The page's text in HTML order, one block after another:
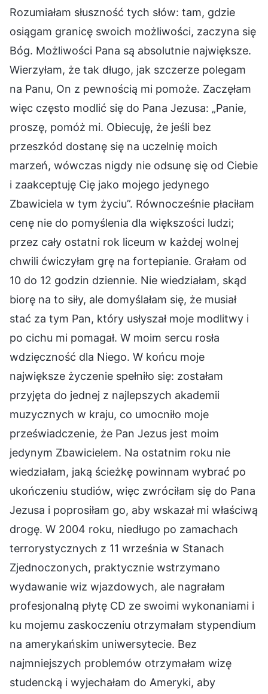
Rozumiałam słuszność tych słów: tam, gdzie
osiągam granicę swoich możliwości, zaczyna się
Bóg. Możliwości Pana są absolutnie największe.
Wierzyłam, że tak długo, jak szczerze polegam
na Panu, On z pewnością mi pomoże. Zaczęłam
więc często modlić się do Pana Jezusa: „Panie,
proszę, pomóż mi. Obiecuję, że jeśli bez
przeszkód dostanę się na uczelnię moich
marzeń, wówczas nigdy nie odsunę się od Ciebie
i zaakceptuję Cię jako mojego jedynego
Zbawiciela w tym życiu”. Równocześnie płaciłam
cenę nie do pomyślenia dla większości ludzi;
przez cały ostatni rok liceum w każdej wolnej
chwili ćwiczyłam grę na fortepianie. Grałam od
10 do 12 godzin dziennie. Nie wiedziałam, skąd
biorę na to siły, ale domyślałam się, że musiał
stać za tym Pan, który usłyszał moje modlitwy i
po cichu mi pomagał. W moim sercu rosła
wdzięczność dla Niego. W końcu moje
największe życzenie spełniło się: zostałam
przyjęta do jednej z najlepszych akademii
muzycznych w kraju, co umocniło moje
przeświadczenie, że Pan Jezus jest moim
jedynym Zbawicielem. Na ostatnim roku nie
wiedziałam, jaką ścieżkę powinnam wybrać po
ukończeniu studiów, więc zwróciłam się do Pana
Jezusa i poprosiłam go, aby wskazał mi właściwą
drogę. W 2004 roku, niedługo po zamachach
terrorystycznych z 11 września w Stanach
Zjednoczonych, praktycznie wstrzymano
wydawanie wiz wjazdowych, ale nagrałam
profesjonalną płytę CD ze swoimi wykonaniami i
ku mojemu zaskoczeniu otrzymałam stypendium
na amerykańskim uniwersytecie. Bez
najmniejszych problemów otrzymałam wizę
studencką i wyjechałam do Ameryki, aby